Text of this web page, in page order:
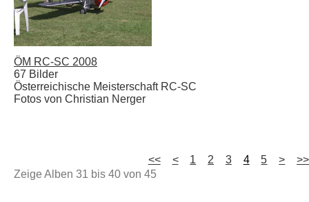
ÖM RC-SC 2008
67 Bilder
Österreichische Meisterschaft RC-SC
Fotos von Christian Nerger
<< < 1 2 3 4 5 >
>>
Zeige Alben 31 bis 40 von 45